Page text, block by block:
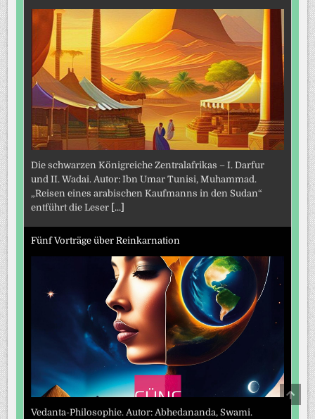
Die schwarzen Königreiche Zentralafrikas – I. Darfur
und II. Wadai. Autor: Ibn Umar Tunisi, Muhammad.
„Reisen eines arabischen Kaufmanns in den Sudan“
entführt die Leser [...]
Fünf Vorträge über Reinkarnation
Vedanta-Philosophie. Autor: Abhedananda, Swami.
TO
TOP